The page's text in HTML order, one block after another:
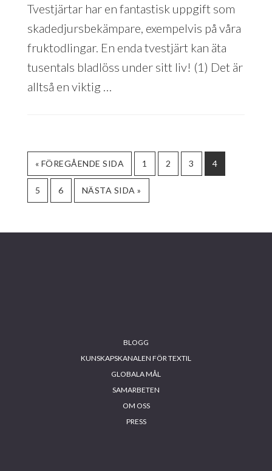
Tvestjärtar har en fantastisk uppgift som
skadedjursbekämpare, exempelvis på våra
fruktodlingar. En enda tvestjärt kan äta
tusentals bladlöss under sitt liv! (1) Det är
alltså en viktig …
« GO
TO
FÖREGÅENDE SIDA SIDA
1 SIDA
2 SIDA
3 SIDA
4
SIDA
5 SIDA
6
GO
TO
NÄSTA SIDA »
BLOGG
KUNSKAPSKANALEN FÖR TEXTIL
GLOBALA MÅL
SAMARBETEN
OM OSS
PRESS